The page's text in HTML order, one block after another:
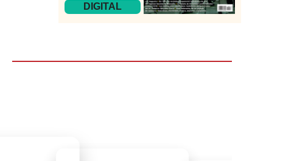
DIGITAL